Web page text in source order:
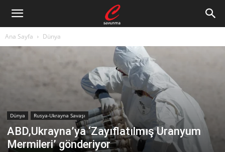
Ana Sayfa Dünya
Dünya Rusya-Ukrayna Savaşı
ABD,Ukrayna’ya ‘Zayıflatılmış Uranyum
Mermileri’ gönderiyor